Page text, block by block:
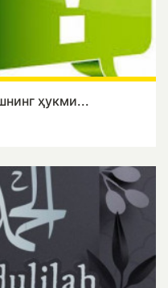
ҳукми...